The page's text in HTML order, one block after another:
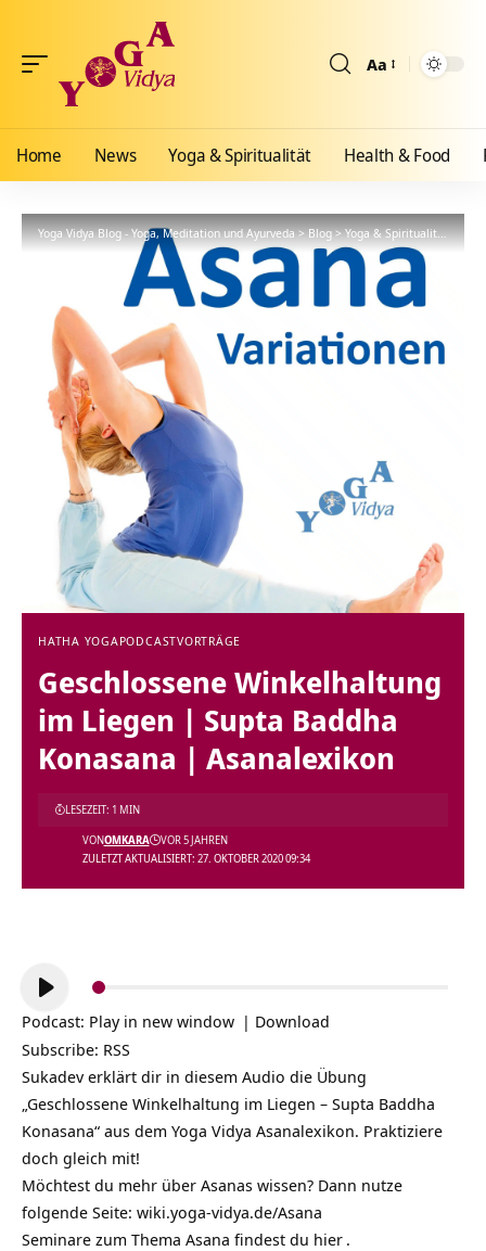
Aa
Home News Yoga & Spiritualität Health & Food
Yoga Vidya Blog - Yoga, Meditation und Ayurveda>Blog>Yoga & Spiritualität >
HATHA YOGAPODCASTVORTRÄGE
Geschlossene Winkelhaltung
im Liegen | Supta Baddha
Konasana | Asanalexikon
ZULETZT AKTUALISIERT: 27. OKTOBER 2020 09:34
VONOMKARA VOR 5 JAHREN
LESEZEIT: 1 MIN
Audio-
Player
Podcast: Play in new window | Download
Subscribe: RSS
Sukadev erklärt dir in diesem Audio die Übung
„Geschlossene Winkelhaltung im Liegen – Supta Baddha
Konasana“ aus dem Yoga Vidya Asanalexikon. Praktiziere
doch gleich mit!
Möchtest du mehr über Asanas wissen? Dann nutze
folgende Seite: wiki.yoga-vidya.de/Asana
Seminare zum Thema Asana findest du hier .